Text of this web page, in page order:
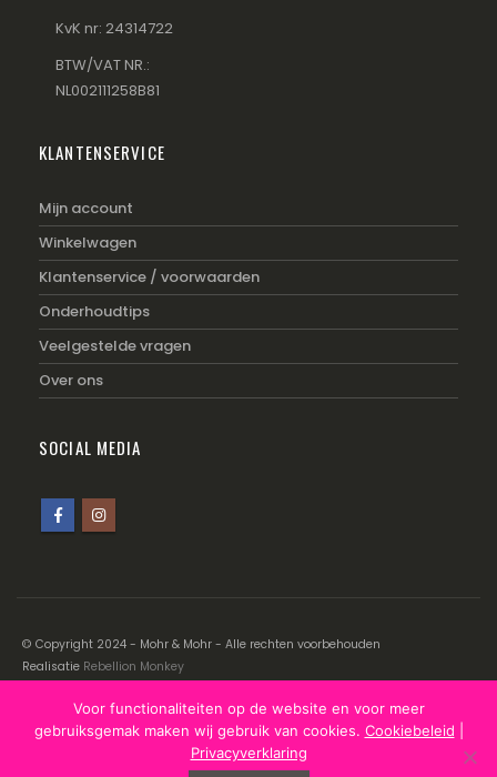
KvK nr: 24314722
BTW/VAT NR.:
NL002111258B81
KLANTENSERVICE
Mijn account
Winkelwagen
Klantenservice / voorwaarden
Onderhoudtips
Veelgestelde vragen
Over ons
SOCIAL MEDIA
© Copyright 2024 - Mohr & Mohr - Alle rechten voorbehouden
Realisatie Rebellion Monkey
Disclaimer|Cookiebeleid|Privacyverklaring
Voor functionaliteiten op de website en voor meer
gebruiksgemak maken wij gebruik van cookies. Cookiebeleid
Privacyverklaring